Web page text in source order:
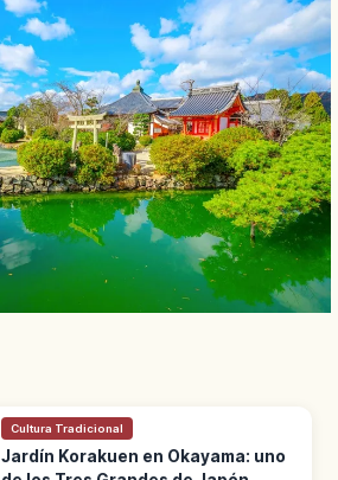
Cultura Tradicional
Jardín Korakuen en Okayama: uno